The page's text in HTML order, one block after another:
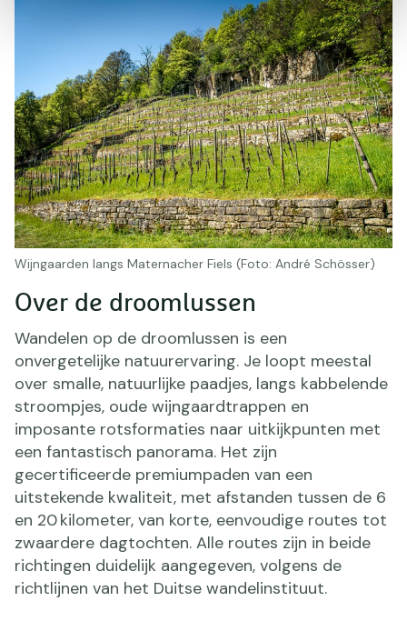
Over de droomlussen
Wandelen op de droomlussen is een
onvergetelijke natuurervaring. Je loopt meestal
over smalle, natuurlijke paadjes, langs kabbelende
stroompjes, oude wijngaardtrappen en
imposante rotsformaties naar uitkijkpunten met
een fantastisch panorama. Het zijn
gecertificeerde premiumpaden van een
uitstekende kwaliteit, met afstanden tussen de 6
en 20 kilometer, van korte, eenvoudige routes tot
zwaardere dagtochten. Alle routes zijn in beide
richtingen duidelijk aangegeven, volgens de
richtlijnen van het Duitse wandelinstituut.
Wijngaarden langs Maternacher Fiels (Foto: André Schösser)